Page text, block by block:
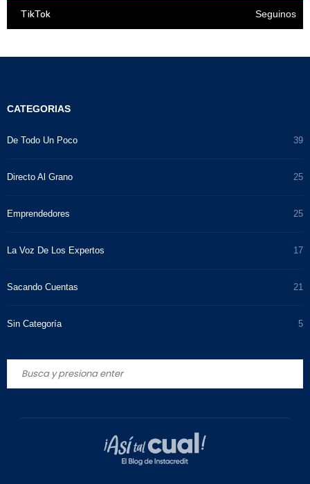
TikTok Seguinos
CATEGORIAS
De Todo Un Poco 39
Directo Al Grano 25
Emprendedores 25
La Voz De Los Expertos 17
Sacando Cuentas 21
Sin Categoría 5